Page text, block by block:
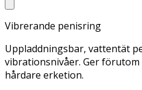
Vibrerande penisring
Uppladdningsbar, vattentät
vibrationsnivåer. Ger
hårdare erketion.